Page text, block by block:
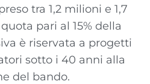
tra 1,2 milioni e 1,7
pari al 15% della
è riservata a progetti
sotto i 40 anni alla
del bando.